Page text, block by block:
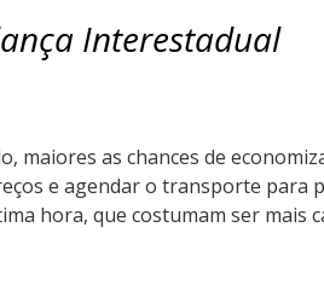
Interestadual
maiores as chances de
e agendar o transporte para
hora, que costumam ser mais